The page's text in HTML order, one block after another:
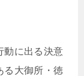
動に出る決意
る大御所・徳